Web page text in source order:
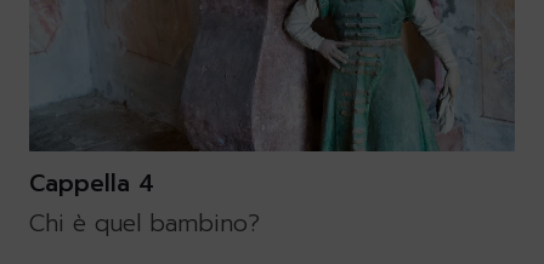
Cappella 4
Chi è quel bambino?